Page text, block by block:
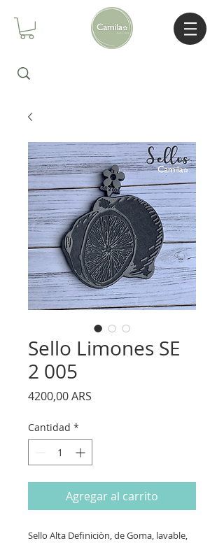
Sello Limones SE
2 005
4200,00 ARS
Cantidad *
Agregar al carrito
Sello Alta Definiciòn, de Goma, lavable,